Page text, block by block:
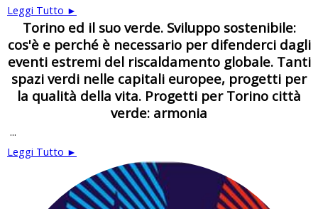
Leggi Tutto ►
Torino ed il suo verde. Sviluppo sostenibile:
cos'è e perché è necessario per difenderci dagli
eventi estremi del riscaldamento globale. Tanti
spazi verdi nelle capitali europee, progetti per
la qualità della vita. Progetti per Torino città
verde: armonia
...
Leggi Tutto ►